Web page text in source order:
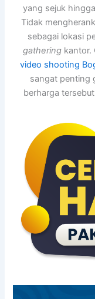
yang sejuk
Tidak
sebagai lokasi
gathering kantor.
video shooting
sangat penting
berharga